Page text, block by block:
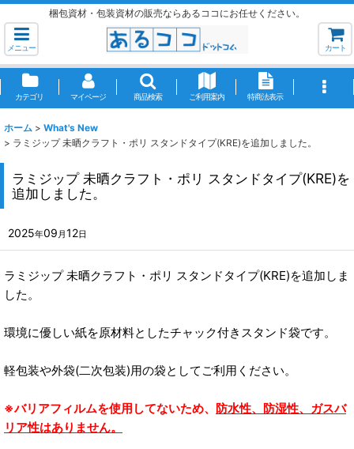
梱包資材・包装資材の販売ならあるココにお任せください。
メニュー カート
カテゴリ マイページ 商品検索 ご利用案内 特商法表示
ホーム > What's New
> ラミジップ 未晒クラフト・ポリ スタンドタイプ(KRE)を追加しました。
ラミジップ 未晒クラフト・ポリ スタンドタイプ(KRE)を
追加しました。
2025年09 月12日
ラミジップ 未晒クラフト・ポリ スタンドタイプ(KRE)を追加しま
した。
環境に優しい紙を原材料としたチャック付きスタンド袋です。
軽包装や外袋(二次包装)用の袋としてご利用ください。
※バリアフィルムを使用してないため、 防水性、防湿性、ガスバ
リア性はありません。